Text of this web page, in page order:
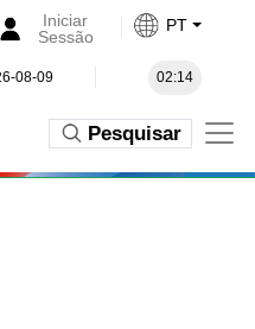
Iniciar
Sessão
PT
08-09 02:14
Pesquisar